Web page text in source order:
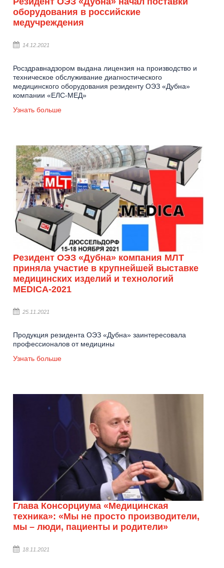
оборудования в российские
медучреждения
14.12.2021
Росздравнадзором выдана лицензия на производство и
техническое обслуживание диагностического
медицинского оборудования резиденту ОЭЗ «Дубна»
компании «ЕЛС-МЕД»
Узнать больше
Резидент ОЭЗ «Дубна» компания МЛТ
приняла участие в крупнейшей выставке
медицинских изделий и технологий
MEDICA-2021
25.11.2021
Продукция резидента ОЭЗ «Дубна» заинтересовала
профессионалов от медицины
Узнать больше
Глава Консорциума «Медицинская
техника»: «Мы не просто производители,
мы – люди, пациенты и родители»
18.11.2021